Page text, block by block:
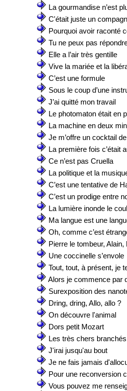
La gourmandise n’est
C'était juste un
Pourquoi avoir raconté
Tu ne peux pas
Elle a l’air très gentille
Vive la mariée et la
C’est une formule
Sous le coup d’une
J’ai quitté mon travail
Le photomaton était en
La machine en deux
Je m’offre un cocktail
La première fois c’était
Ce n’est pas Cruella
La politique et la
C’est une tentative de
C’est un prodige entre
La lumière inonde le
Ma langue est une
Oh, comme c’est
Pierre le tombeur,
Une coccinelle s’envole
Tout, tout, à présent, je
Alors je commence par
Surexposition des
Dring, dring, Allo, allo ?
On découvre l'animal
Dors petit Mozart
Les très chers
J'irai jusqu'au bout
Je ne fais jamais
Pour une reconversion
Vous pouvez me